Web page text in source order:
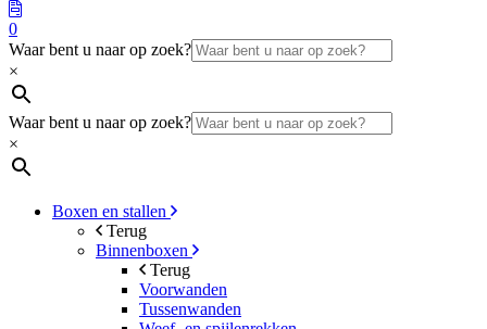
0
Waar bent u naar op zoek?
×
Waar bent u naar op zoek?
×
Boxen en stallen
Terug
Binnenboxen
Terug
Voorwanden
Tussenwanden